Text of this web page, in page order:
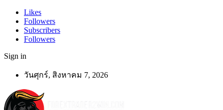
Likes
Followers
Subscribers
Followers
Sign in
วันศุกร์, สิงหาคม 7, 2026